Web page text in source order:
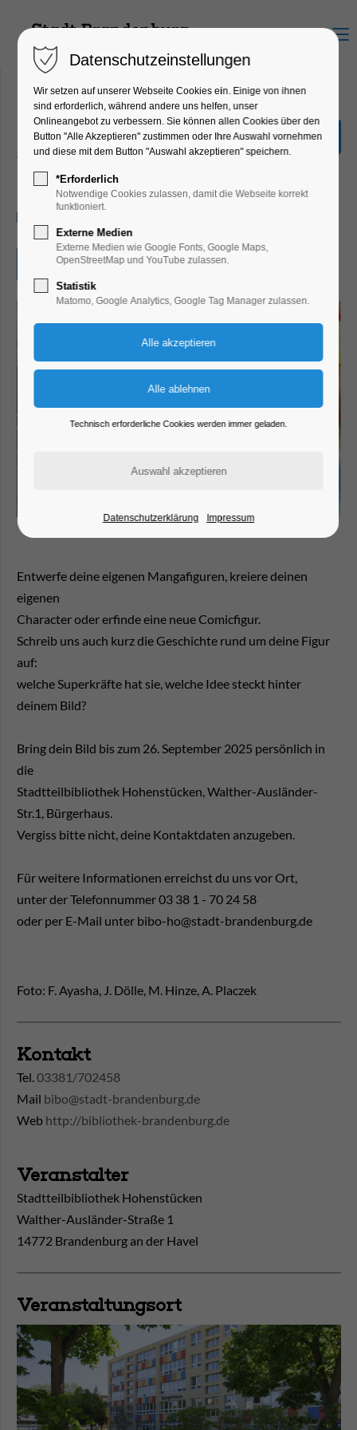
Menu
Manga-und Comic-
Zeichenwettbewerb
Kinder, Jugend, Kunst, Mitmach-Aktion
Eintritt frei
Entwerfe deine eigenen Mangafiguren, kreiere deinen
eigenen
Character oder erfinde eine neue Comicfigur.
Schreib uns auch kurz die Geschichte rund um deine Figur
auf:
welche Superkräfte hat sie, welche Idee steckt hinter
deinem Bild?
Bring dein Bild bis zum 26. September 2025 persönlich in
die
Stadtteilbibliothek Hohenstücken, Walther-Ausländer-
Str.1, Bürgerhaus.
Vergiss bitte nicht, deine Kontaktdaten anzugeben.
Für weitere Informationen erreichst du uns vor Ort,
unter der Telefonnummer 03 38 1 - 70 24 58
oder per E-Mail unter bibo-ho@stadt-brandenburg.de
Foto: F. Ayasha, J. Dölle, M. Hinze, A. Placzek
Kontakt
Tel.03381/702458
Mail bibo@stadt-brandenburg.de
Web http://bibliothek-brandenburg.de
Veranstalter
Stadtteilbibliothek Hohenstücken
Walther-Ausländer-Straße 1
14772 Brandenburg an der Havel
Veranstaltungsort
Datenschutzeinstellungen
Wir setzen auf unserer Webseite Cookies ein. Einige von ihnen
sind erforderlich, während andere uns helfen, unser
Onlineangebot zu verbessern. Sie können allen Cookies über den
Button "Alle Akzeptieren" zustimmen oder Ihre Auswahl vornehmen
und diese mit dem Button "Auswahl akzeptieren" speichern.
*Erforderlich
Notwendige Cookies zulassen, damit die Webseite korrekt
funktioniert.
Externe Medien
Externe Medien wie Google Fonts, Google Maps,
OpenStreetMap und YouTube zulassen.
Statistik
Matomo, Google Analytics, Google Tag Manager zulassen.
Technisch erforderliche Cookies werden immer geladen.
Datenschutzerklärung Impressum